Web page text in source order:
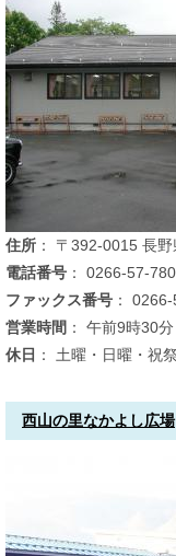
住所 ： 〒392-0015 長
電話番号 ： 0266-57-
ファックス番号 ：
営業時間 ： 午前9時30
休日 ： 土曜・日曜・祝
西山の里なかよし広場